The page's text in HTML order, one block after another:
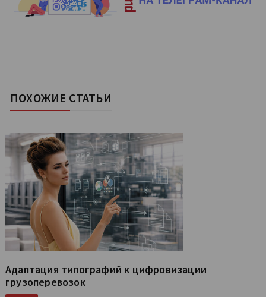
ПОХОЖИЕ СТАТЬИ
Адаптация типографий к цифровизации
грузоперевозок